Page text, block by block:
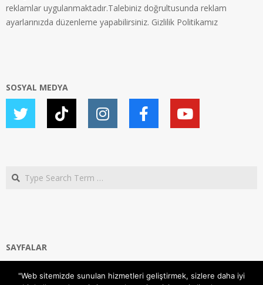
reklamlar uygulanmaktadır.Talebiniz doğrultusunda reklam
ayarlarınızda düzenleme yapabilirsiniz. Gizlilik Politikamız
SOSYAL MEDYA
Search
SAYFALAR
Gizlilik ve Çerezler (Cookies) Politikası
"Web sitemizde sunulan hizmetleri geliştirmek, sizlere daha iyi